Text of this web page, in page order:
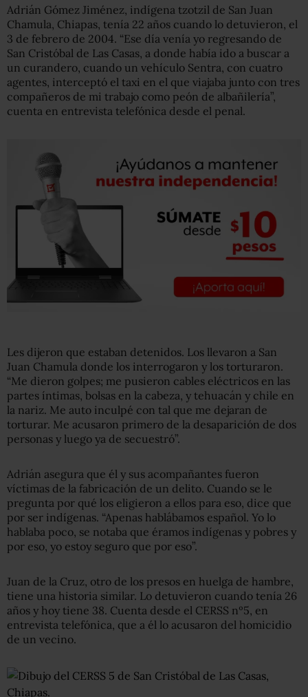
Adrián Gómez Jiménez, indígena tzotzil de San Juan
Chamula, Chiapas, tenía 22 años cuando lo detuvieron, el
3 de febrero de 2004. “Ese día venía yo regresando de
San Cristóbal de Las Casas, a donde había ido a buscar a
un curandero, cuando un vehículo Sentra, con cuatro
agentes, interceptó el taxi en el que viajaba junto con tres
compañeros de mi trabajo como peón de albañilería”,
cuenta en entrevista telefónica desde el penal.
Les dijeron que estaban detenidos. Los llevaron a San
Juan Chamula donde los interrogaron y los torturaron.
“Me dieron golpes; me pusieron cables eléctricos en las
partes íntimas, bolsas en la cabeza, y tehuacán y chile en
la nariz. Me auto inculpé con tal que me dejaran de
torturar. Me acusaron primero de la desaparición de dos
personas y luego ya de secuestró”.
Adrián asegura que él y sus acompañantes fueron
víctimas de la fabricación de un delito. Cuando se le
pregunta por qué los eligieron a ellos para eso, dice que
por ser indígenas. “Apenas hablábamos español. Yo lo
hablaba poco, se notaba que éramos indígenas y pobres y
por eso, yo estoy seguro que por eso”.
Juan de la Cruz, otro de los presos en huelga de hambre,
tiene una historia similar. Lo detuvieron cuando tenía 26
años y hoy tiene 38. Cuenta desde el CERSS nº5, en
entrevista telefónica, que a él lo acusaron del homicidio
de un vecino.